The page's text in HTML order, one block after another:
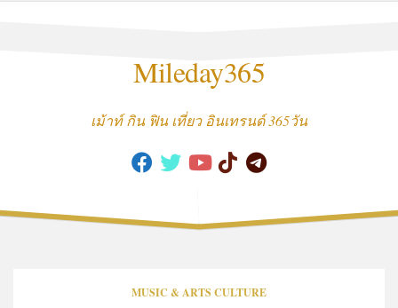
Mileday365
เม้าท์ กิน ฟิน เที่ยว อินเทรนด์ 365วัน
MUSIC & ARTS CULTURE